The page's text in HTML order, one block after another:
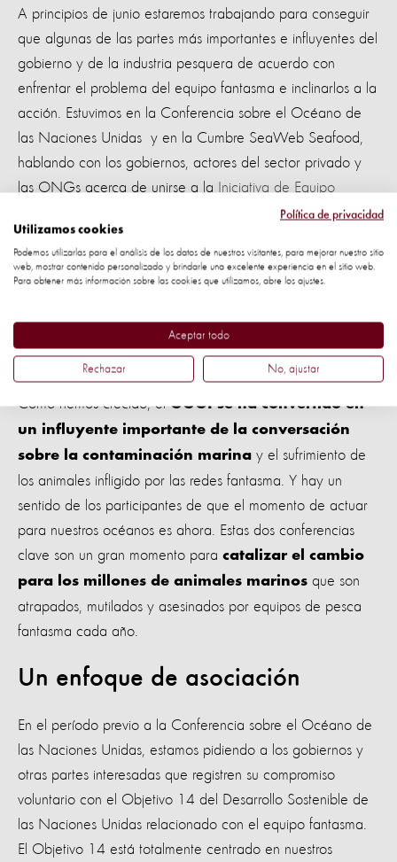
A principios de junio estaremos trabajando para conseguir
que algunas de las partes más importantes e influyentes del
gobierno y de la industria pesquera de acuerdo con
enfrentar el problema del equipo fantasma e inclinarlos a la
acción. Estuvimos en la Conferencia sobre el Océano de
las Naciones Unidas y en la Cumbre SeaWeb Seafood,
hablando con los gobiernos, actores del sector privado y
las ONGs acerca de unirse a la Iniciativa de Equipo
para reducir el las redes
fantasmas. Hace dos años establecimos la GGGI como
una alianza de gobiernos, líderes de la industria,
académicos y ONGs que trabajan para evitar que, en
abandonados o descartados en nuestros océanos, además
de quitar el equipo que ya está allí.
Como hemos crecido, elGGGI se ha convertido en
un influyente importante de la conversación
sobre la contaminación marina y el sufrimiento de
los animales infligido por las redes fantasma. Y hay un
sentido de los participantes de que el momento de actuar
para nuestros océanos es ahora. Estas dos conferencias
clave son un gran momento para catalizar el cambio
para los millones de animales marinos que son
atrapados, mutilados y asesinados por equipos de pesca
fantasma cada año.
Un enfoque de asociación
En el período previo a la Conferencia sobre el Océano de
las Naciones Unidas, estamos pidiendo a los gobiernos y
otras partes interesadas que registren su compromiso
voluntario con el Objetivo 14 del Desarrollo Sostenible de
las Naciones Unidas relacionado con el equipo fantasma.
El Objetivo 14 está totalmente centrado en nuestros
Política de privacidad
Utilizamos cookies
Podemos utilizarlas para el análisis de los datos de nuestros visitantes, para mejorar nuestro sitio
web, mostrar contenido personalizado y brindarle una excelente experiencia en el sitio web.
Para obtener más información sobre las cookies que utilizamos, abre los ajustes.
Aceptar todo
Rechazar No, ajustar